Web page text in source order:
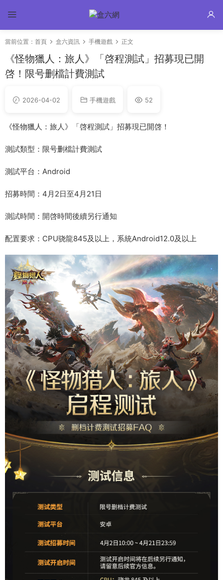
當前位置： 首頁 盒六資訊 手機遊戲 正文
《怪物獵人：旅人》「啓程測試」招募現已開
啓！限号删檔計費測試
2026-04-02 手機遊戲 52
《怪物獵人：旅人》「啓程測試」招募現已開啓！
測試類型：限号删檔計費測試
測試平台：Android
招募時間：4月2日至4月21日
測試時間：開啓時間後續另行通知
配置要求：CPU骁龍845及以上，系統Android12.0及以上